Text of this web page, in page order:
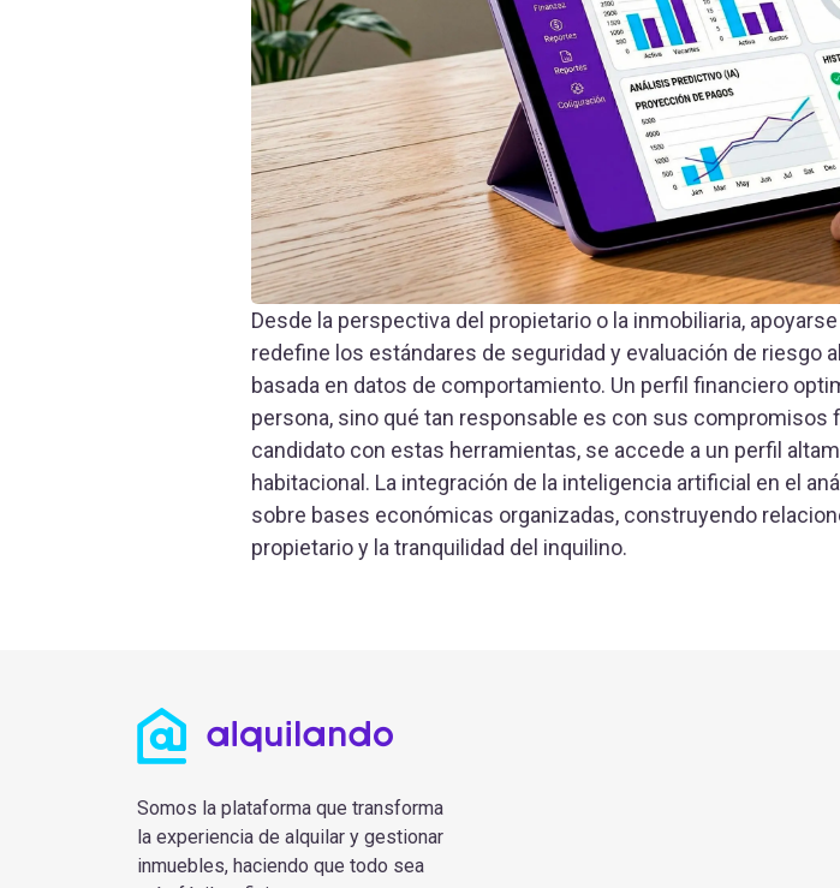
Desde la perspectiva del propietario o la inmobiliaria,
redefine los estándares de seguridad y evaluación de riesgo
basada en datos de comportamiento. Un perfil financiero
persona, sino qué tan responsable es con sus compromisos
candidato con estas herramientas, se accede a un perfil
habitacional. La integración de la inteligencia artificial en el
sobre bases económicas organizadas, construyendo
propietario y la tranquilidad del inquilino.
Somos la plataforma que transforma
la experiencia de alquilar y gestionar
inmuebles, haciendo que todo sea